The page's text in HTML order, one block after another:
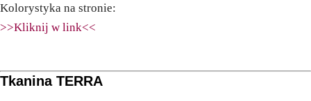
Kolorystyka na stronie:
>>Kliknij w link<<
Tkanina TERRA